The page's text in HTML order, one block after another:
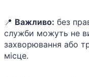
📍 Важливо: без
служби можуть не
захворювання або
місце.